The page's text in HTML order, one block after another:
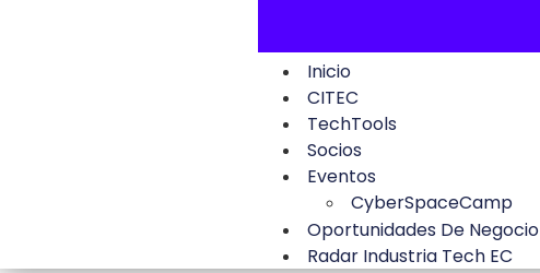
Inicio
CITEC
TechTools
Socios
Eventos
CyberSpaceCamp
Oportunidades De Negocio
Radar Industria Tech EC